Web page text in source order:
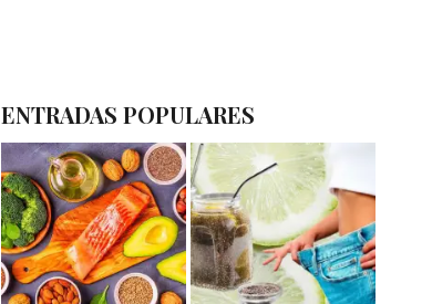
ENTRADAS POPULARES